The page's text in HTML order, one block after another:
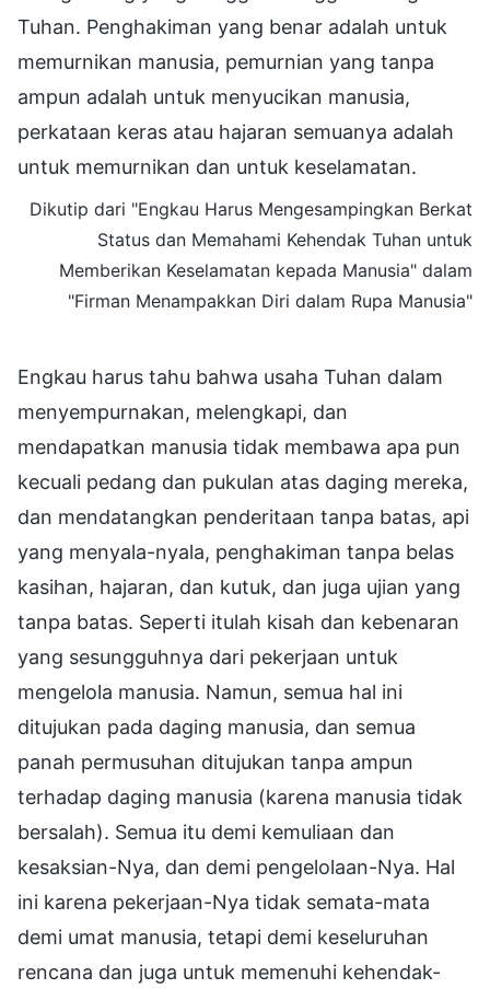
Tuhan. Penghakiman yang benar adalah untuk
memurnikan manusia, pemurnian yang tanpa
ampun adalah untuk menyucikan manusia,
perkataan keras atau hajaran semuanya adalah
untuk memurnikan dan untuk keselamatan.
Dikutip dari "Engkau Harus Mengesampingkan Berkat
Status dan Memahami Kehendak Tuhan untuk
Memberikan Keselamatan kepada Manusia" dalam
"Firman Menampakkan Diri dalam Rupa Manusia"
Engkau harus tahu bahwa usaha Tuhan dalam
menyempurnakan, melengkapi, dan
mendapatkan manusia tidak membawa apa pun
kecuali pedang dan pukulan atas daging mereka,
dan mendatangkan penderitaan tanpa batas, api
yang menyala-nyala, penghakiman tanpa belas
kasihan, hajaran, dan kutuk, dan juga ujian yang
tanpa batas. Seperti itulah kisah dan kebenaran
yang sesungguhnya dari pekerjaan untuk
mengelola manusia. Namun, semua hal ini
ditujukan pada daging manusia, dan semua
panah permusuhan ditujukan tanpa ampun
terhadap daging manusia (karena manusia tidak
bersalah). Semua itu demi kemuliaan dan
kesaksian-Nya, dan demi pengelolaan-Nya. Hal
ini karena pekerjaan-Nya tidak semata-mata
demi umat manusia, tetapi demi keseluruhan
rencana dan juga untuk memenuhi kehendak-